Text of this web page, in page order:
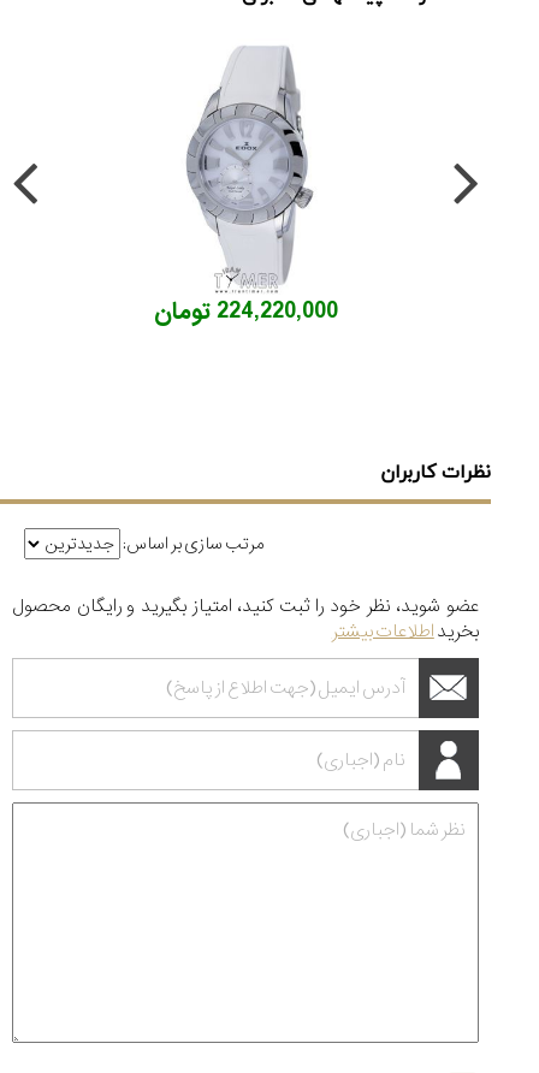
224,220,000 تومان
نظرات کاربران
مرتب سازی بر اساس:
عضو شوید، نظر خود را ثبت کنید، امتیاز بگیرید و رایگان محصول
بخریداطلاعات بیشتر